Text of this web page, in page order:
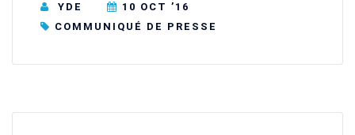
YDE
10 OCT ’16
COMMUNIQUÉ DE PRESSE